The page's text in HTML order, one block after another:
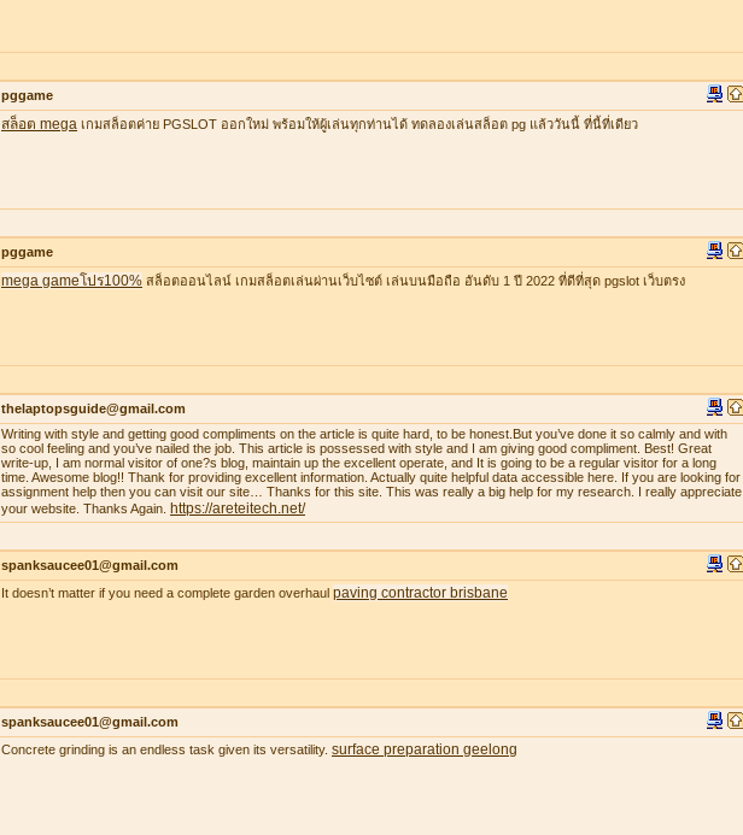
pggame
สล็อต mega เกมสล็อตค่าย PGSLOT ออกใหม่ พร้อมให้ผู้เล่นทุกท่านได้ ทดลองเล่นสล็อต pg แล้ววันนี้ ที่นี้ที่เดียว
pggame
mega gameโปร100% สล็อตออนไลน์ เกมสล็อตเล่นผ่านเว็บไซต์ เล่นบนมือถือ อันดับ 1 ปี 2022 ที่ดีที่สุด pgslot เว็บตรง
thelaptopsguide@gmail.com
Writing with style and getting good compliments on the article is quite hard, to be honest.But you’ve done it so calmly and with
so cool feeling and you’ve nailed the job. This article is possessed with style and I am giving good compliment. Best! Great
write-up, I am normal visitor of one?s blog, maintain up the excellent operate, and It is going to be a regular visitor for a long
time. Awesome blog!! Thank for providing excellent information. Actually quite helpful data accessible here. If you are looking for
assignment help then you can visit our site… Thanks for this site. This was really a big help for my research. I really appreciate
your website. Thanks Again.
https://areteitech.net/
spanksaucee01@gmail.com
It doesn’t matter if you need a complete garden overhaul paving contractor brisbane
spanksaucee01@gmail.com
Concrete grinding is an endless task given its versatility. surface preparation geelong